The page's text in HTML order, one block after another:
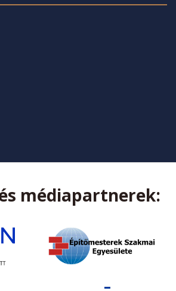
médiapartnerek: